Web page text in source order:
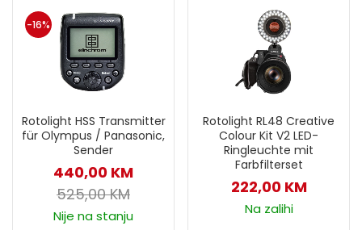
-16%
Rotolight HSS Transmitter
für Olympus / Panasonic,
Sender
440,00 KM
525,00KM
Nije na stanju
Rotolight RL48 Creative
Colour Kit V2 LED-
Ringleuchte mit
Farbfilterset
222,00 KM
Na zalihi